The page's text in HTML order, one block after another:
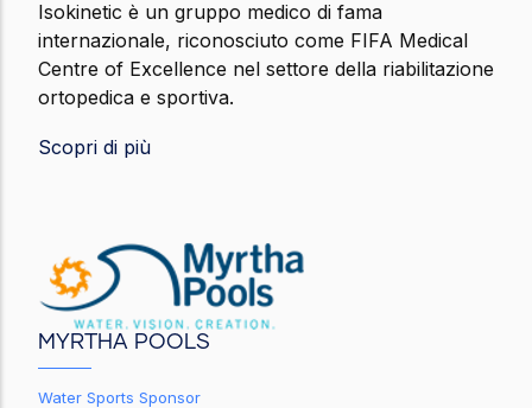
Isokinetic è un gruppo medico di fama
internazionale, riconosciuto come FIFA Medical
Centre of Excellence nel settore della riabilitazione
ortopedica e sportiva.
Scopri di più
MYRTHA POOLS
Water Sports Sponsor